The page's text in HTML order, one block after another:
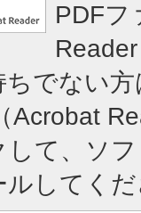
PDFフ
ちでない
Acrobat
して、ソ
してくだ